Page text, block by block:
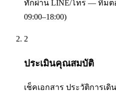
ทักผ่าน LINE/โทร — ทีมต
09:00–18:00)
2
ประเมินคุณสมบัติ
เช็คเอกสาร ประวัติการเดิ